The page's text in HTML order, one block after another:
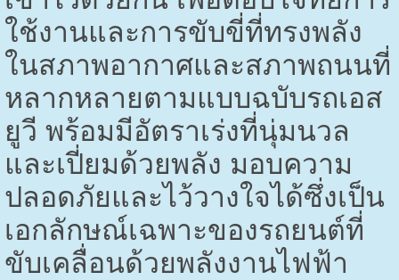
ใช้งานและการขับขี่ที่ทรงพลัง
ในสภาพอากาศและสภาพถนนที่
หลากหลายตามแบบฉบับรถเอส
ยูวี พร้อมมีอัตราเร่งที่นุ่มนวล
และเปี่ยมด้วยพลัง มอบความ
ปลอดภัยและไว้วางใจได้ซึ่งเป็น
เอกลักษณ์เฉพาะของรถยนต์ที่
ขับเคลื่อนด้วยพลังงานไฟฟ้า